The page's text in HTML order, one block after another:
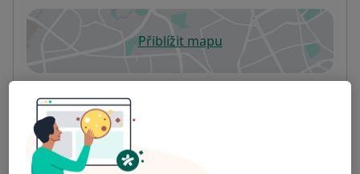
Přiblížit mapuse otevře v nové záložce
Co mám v takové situaci udělat?